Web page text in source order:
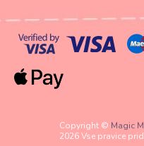
Copyright © Magic
2026 Vse pravice